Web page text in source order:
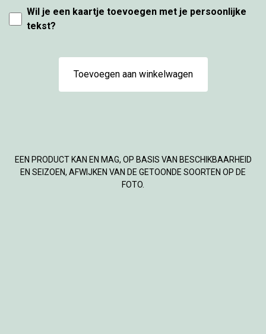
Wil je een kaartje toevoegen met je persoonlijke
tekst?
Toevoegen aan winkelwagen
EEN PRODUCT KAN EN MAG, OP BASIS VAN BESCHIKBAARHEID
EN SEIZOEN, AFWIJKEN VAN DE GETOONDE SOORTEN OP DE
FOTO.